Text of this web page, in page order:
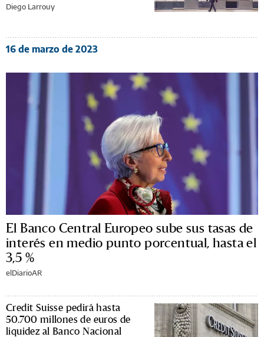
Diego Larrouy
16 de marzo de 2023
El Banco Central Europeo sube sus tasas de
interés en medio punto porcentual, hasta el
3,5 %
elDiarioAR
Credit Suisse pedirá hasta
50.700 millones de euros de
liquidez al Banco Nacional